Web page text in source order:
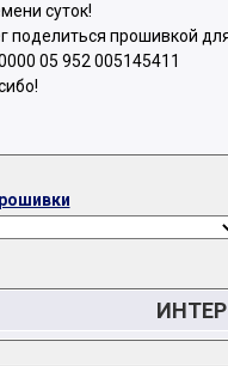
суток!
поделиться прошивкой
05 952 005145411